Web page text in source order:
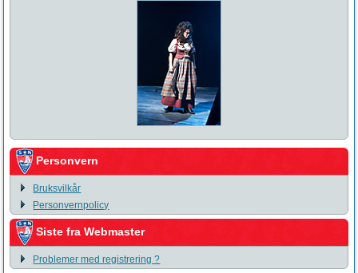
Personvern
Bruksvilkår
Personvernpolicy
Siste fra Webmaster
Problemer med registrering ?